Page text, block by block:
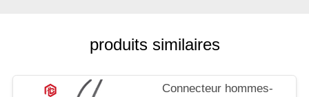
produits similaires
Connecteur hommes-